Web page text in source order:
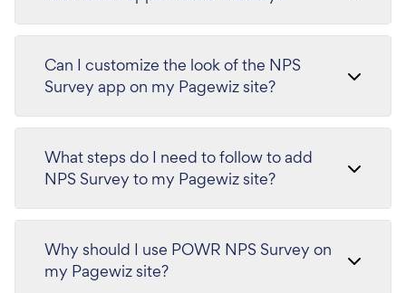
Can I customize the look of the NPS
Survey app on my Pagewiz site?
What steps do I need to follow to add
NPS Survey to my Pagewiz site?
Why should I use POWR NPS Survey on
my Pagewiz site?